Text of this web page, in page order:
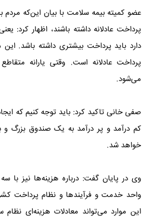
عضو کمیته بیمه سلامت با بیان این‌که مردم
پرداخت عادلانه داشته باشند، اظهار
دارد باید پرداخت بیشتری داشته باشد. این
پرداخت عادلانه است. وقتی یارانه
می‌شود.‏
صفی خانی تاکید کرد: باید توجه کنیم که
کم درآمد و پر درآمد به یک صندوق بزرگ و
خواهد شد.‏
وی در پایان گفت: درباره هزینه‌ها نیز
واحد خدمت و فرآیندها و نظام پرداخت
این موارد می‌تواند معادلات هزینه‌ای